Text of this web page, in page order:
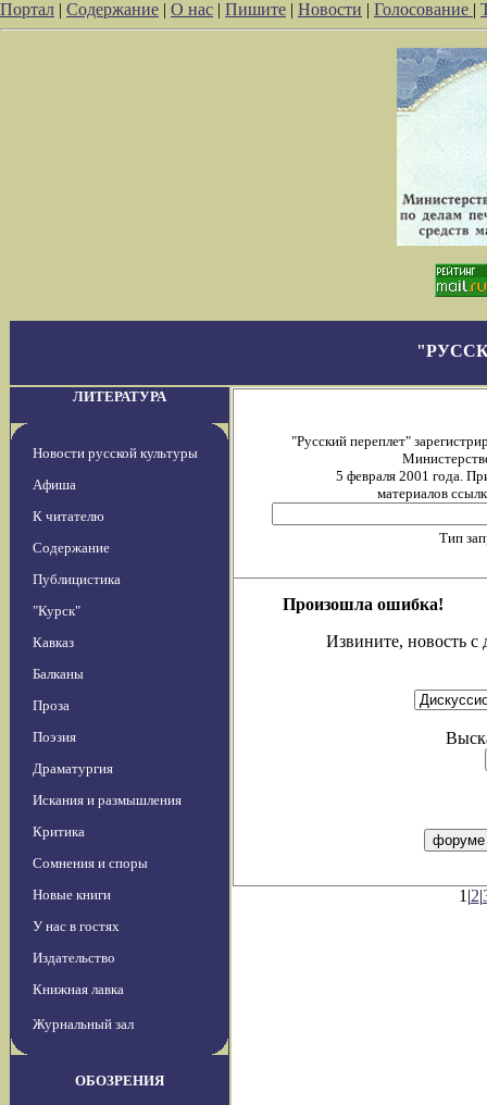
Портал | Содержание | О нас | Пишите | Новости | Голосование |
ЛИТЕРАТУРА
Новости русской культуры
Афиша
К читателю
Содержание
Публицистика
"Курск"
Кавказ
Балканы
Проза
Поэзия
Драматургия
Искания и размышления
Критика
Сомнения и споры
Новые книги
У нас в гостях
Издательство
Книжная лавка
Журнальный зал
ОБОЗРЕНИЯ
"Русский переплет"
5 февраля 2001 года.
материалов
Тип
Произошла ошибка!
Извините, новость с
1|2|